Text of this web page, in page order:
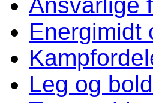
Energimidt
Leg og